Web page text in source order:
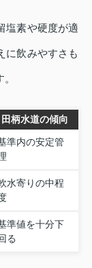
塩素や硬度が適
に飲みやすさも
田柄水道の傾向
準内の安定管
水寄りの中程
準値を十分下
る